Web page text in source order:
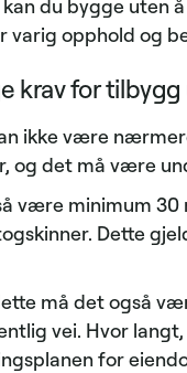
du bygge uten å
varig opphold og
krav for tilbygg
ikke være
og det må være
være minimum 30
Dette
må det også
vei. Hvor
for